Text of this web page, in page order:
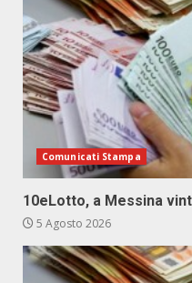
Comunicati Stampa
10eLotto, a Messina
5 Agosto 2026